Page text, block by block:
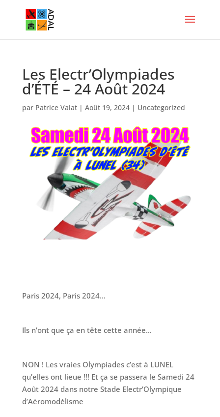
Les Electr’Olympiades
d’ÉTÉ – 24 Août 2024
par Patrice Valat| Août 19, 2024| Uncategorized
Paris 2024, Paris 2024…
Ils n’ont que ça en tête cette année…
NON ! Les vraies Olympiades c’est à LUNEL
qu’elles ont lieue !!! Et ça se passera le Samedi 24
Août 2024 dans notre Stade Electr’Olympique
d’Aéromodélisme